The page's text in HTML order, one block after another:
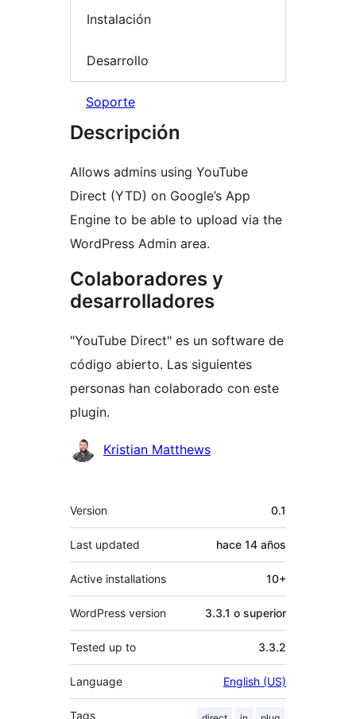
Instalación
Desarrollo
Soporte
Descripción
Allows admins using YouTube
Direct (YTD) on Google’s App
Engine to be able to upload via the
WordPress Admin area.
Colaboradores y
desarrolladores
"YouTube Direct" es un software de
código abierto. Las siguientes
personas han colaborado con este
plugin.
Colaboradores
Kristian Matthews
Meta
Version 0.1
Last updated hace 14 años
Active installations 10+
WordPress version 3.3.1 o superior
Tested up to 3.3.2
Language English (US)
Tags